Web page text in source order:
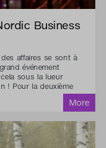
Business
affaires se sont à
événement
sous la lueur
! Pour la deuxième